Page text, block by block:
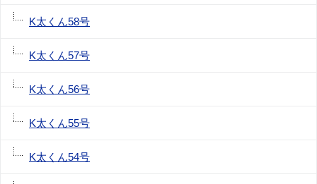
K太くん58号
K太くん57号
K太くん56号
K太くん55号
K太くん54号